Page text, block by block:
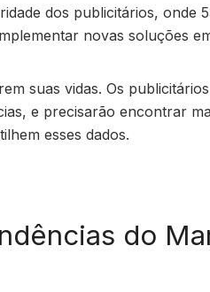
dos publicitários, onde
novas soluções
suas vidas. Os
e precisarão encontrar
esses dados.
do